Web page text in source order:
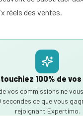
réels des ventes.
100% de
vos commissions ne
secondes ce que vous
rejoignant Expertimo.